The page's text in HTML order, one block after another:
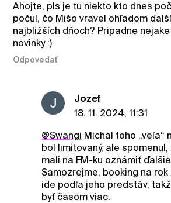
Ahojte, pls je tu niekto kto dnes
počul, čo Mišo vravel ohľadom
najbližších dňoch? Pripadne
novinky :)
Odpovedať
Jozef
18. 11. 2024, 11:31
@Swangi Michal toho „veľa“
bol limitovaný, ale
mali na FM-ku oznámiť
Samozrejme, booking na
ide podľa jeho predstáv,
byť časom viac.